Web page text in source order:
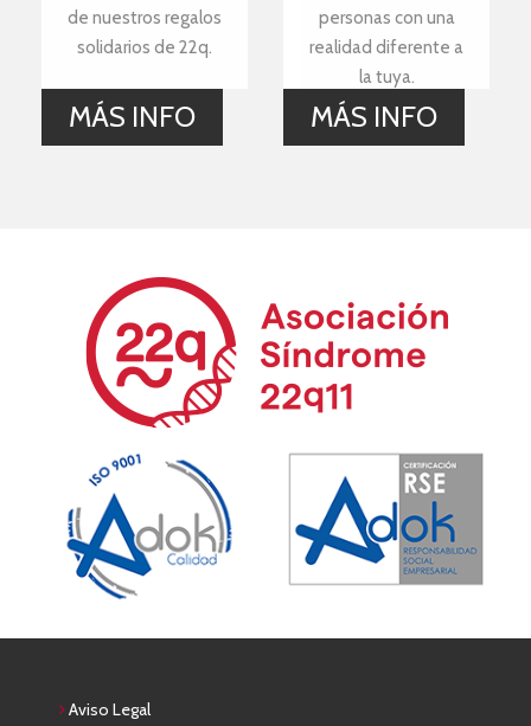
de nuestros regalos
solidarios de 22q.
MÁS INFO
personas con una
realidad diferente a
la tuya.
MÁS INFO
Aviso Legal